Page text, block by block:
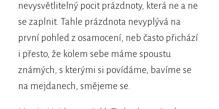
nevysvětlitelný pocit prázdnoty, která ne a ne
se zaplnit. Tahle prázdnota nevyplývá na
první pohled z osamocení, neb často přichází
i přesto, že kolem sebe máme spoustu
známých, s kterými si povídáme, bavíme se
na mejdanech, smějeme se.